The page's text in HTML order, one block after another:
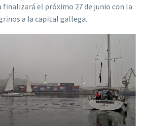
finalizará el próximo 27 de junio con la
a la capital gallega.